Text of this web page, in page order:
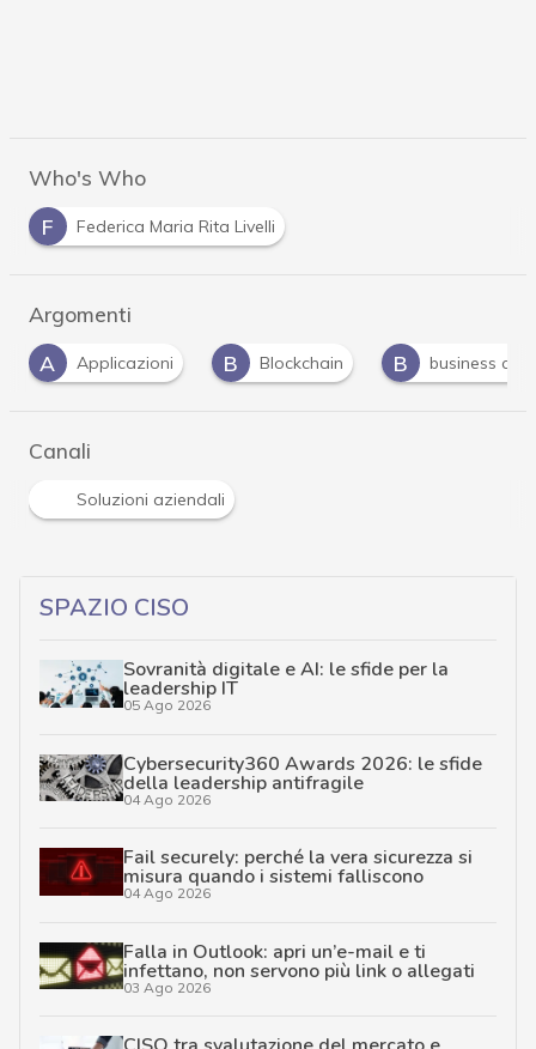
Who's Who
F
Federica Maria Rita Livelli
Argomenti
B
Blockchain B business continuity C cyber
Canali
Soluzioni aziendali
SPAZIO CISO
Sovranità digitale e AI: le sfide per la
leadership IT
05 Ago 2026
Cybersecurity360 Awards 2026: le sfide
della leadership antifragile
04 Ago 2026
Fail securely: perché la vera sicurezza si
misura quando i sistemi falliscono
04 Ago 2026
Falla in Outlook: apri un’e-mail e ti
infettano, non servono più link o allegati
03 Ago 2026